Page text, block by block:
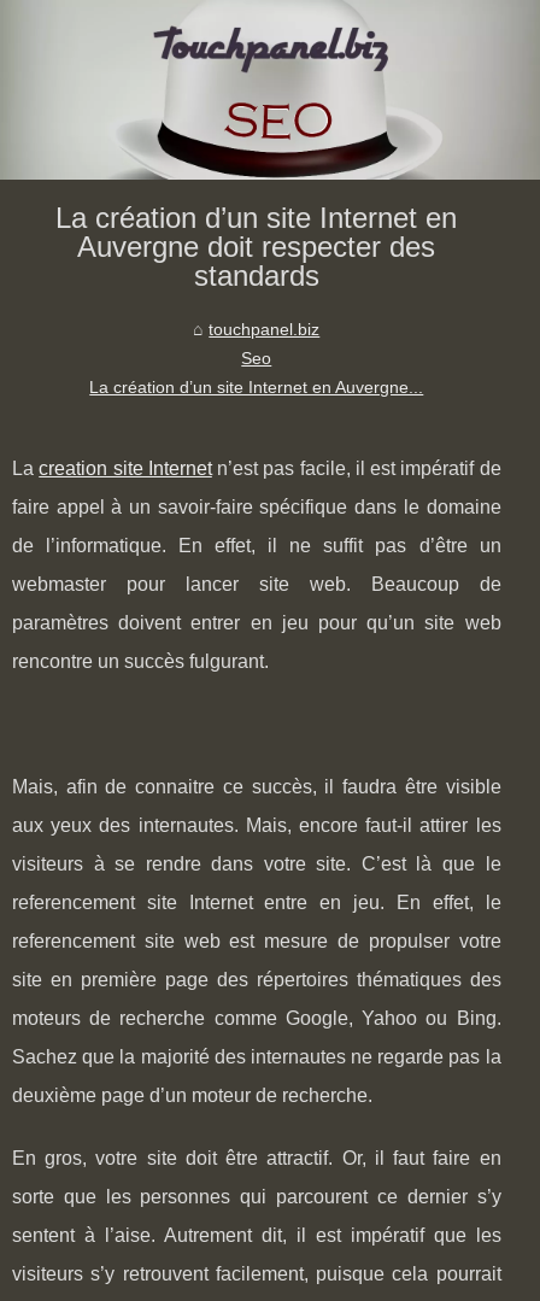
La création d’un site Internet en
Auvergne doit respecter des
standards
touchpanel.biz
Seo
La création d’un site Internet en Auvergne...
Lacreation site Internetn’est pas facile, il est impératif de
faire appel à un savoir-faire spécifique dans le domaine
de l’informatique. En effet, il ne suffit pas d’être un
webmaster pour lancer site web. Beaucoup de
paramètres doivent entrer en jeu pour qu’un site web
rencontre un succès fulgurant.
Mais, afin de connaitre ce succès, il faudra être visible
aux yeux des internautes. Mais, encore faut-il attirer les
visiteurs à se rendre dans votre site. C’est là que le
referencement site Internet entre en jeu. En effet, le
referencement site web est mesure de propulser votre
site en première page des répertoires thématiques des
moteurs de recherche comme Google, Yahoo ou Bing.
Sachez que la majorité des internautes ne regarde pas la
deuxième page d’un moteur de recherche.
En gros, votre site doit être attractif. Or, il faut faire en
sorte que les personnes qui parcourent ce dernier s’y
sentent à l’aise. Autrement dit, il est impératif que les
visiteurs s’y retrouvent facilement, puisque cela pourrait